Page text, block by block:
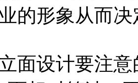
的形象从而
面设计要注意